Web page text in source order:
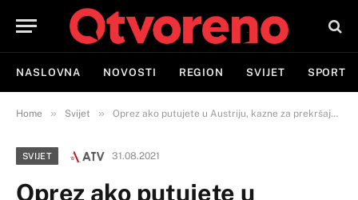
NASLOVNA NOVOSTI REGION SVIJET SPORT
Home » Svijet » Oprez ako putujete u Austriju, kazne za prekršaje od sutra do 5.000 evra
SVIJET 31.08.2021
Oprez ako putujete u